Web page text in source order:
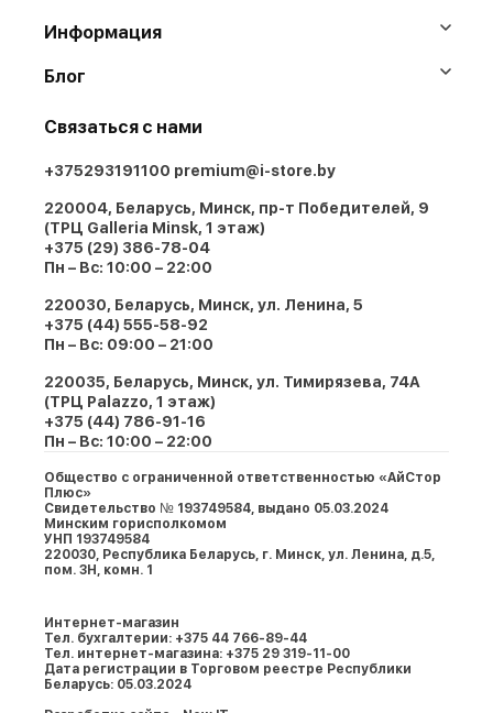
Информация
Блог
Связаться с нами
+375293191100 premium@i-store.by
220004, Беларусь, Минск, пр-т Победителей, 9
(ТРЦ Galleria Minsk, 1 этаж)
+375 (29) 386-78-04
Пн – Вс: 10:00 – 22:00
220030, Беларусь, Минск, ул. Ленина, 5
+375 (44) 555-58-92
Пн – Вс: 09:00 – 21:00
220035, Беларусь, Минск, ул. Тимирязева, 74A
(ТРЦ Palazzo, 1 этаж)
+375 (44) 786-91-16
Пн – Вс: 10:00 – 22:00
Общество с ограниченной ответственностью «АйСтор
Плюс»
Свидетельство № 193749584, выдано 05.03.2024
Минским горисполкомом
УНП 193749584
220030, Республика Беларусь, г. Минcк, ул. Ленина, д.5,
пом. 3Н, комн. 1
Интернет-магазин
Тел. бухгалтерии: +375 44 766-89-44
Тел. интернет-магазина: +375 29 319-11-00
Дата регистрации в Торговом реестре Республики
Беларусь: 05.03.2024